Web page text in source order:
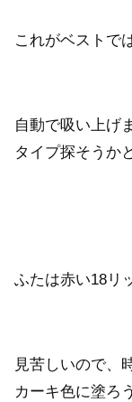
これがベストで
自動で吸い上げ
タイプ探そうか
ふたは赤い18リ
見苦しいので、
カーキ色に塗ろ